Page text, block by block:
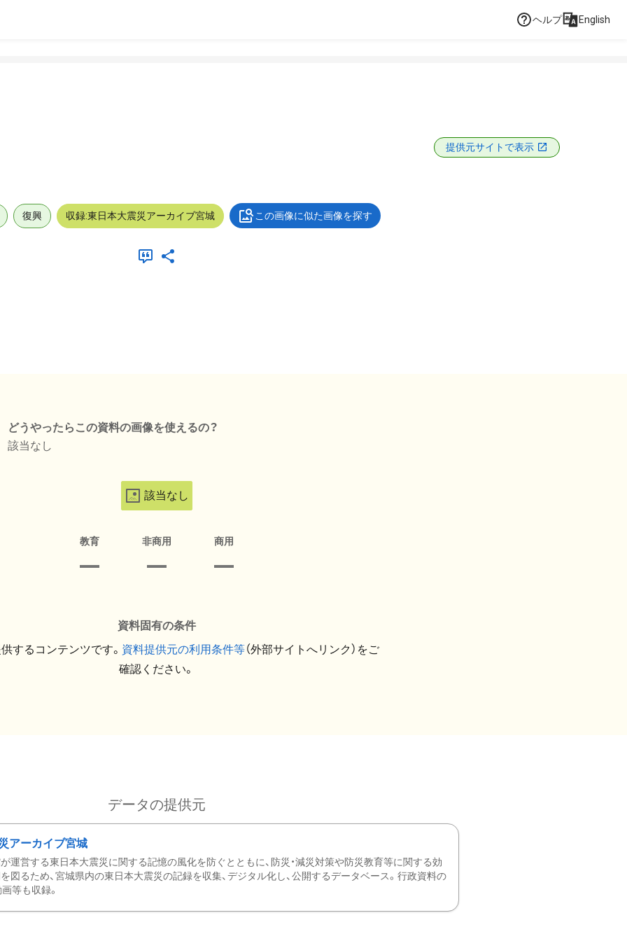
ヘルプ English
提供元サイトで表示
復興 収録:東日本大震災アーカイブ宮城 この画像に似た画像を探す
どうやったらこの資料の画像を使えるの？
該当なし
該当なし
教育 非商用 商用
資料固有の条件
するコンテンツです。 資料提供元の利用条件等（外部サイトへリンク）をご
確認ください。
データの提供元
アーカイブ宮城
運営する東日本大震災に関する記憶の風化を防ぐとともに、防災・減災対策や防災教育等に関する効
図るため、宮城県内の東日本大震災の記録を収集、デジタル化し、公開するデータベース。行政資料の
等も収録。